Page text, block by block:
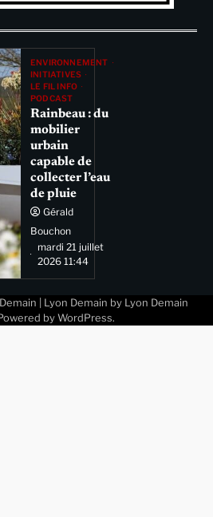
ENVIRONNEMENT
INITIATIVES
LE FIL INFO
PODCAST
Rainbeau : du
mobilier
urbain
capable de
collecter l’eau
de pluie
Gérald
Bouchon
mardi 21 juillet
2026 11:44
| Lyon Demain by Lyon Demain
byWordPress.